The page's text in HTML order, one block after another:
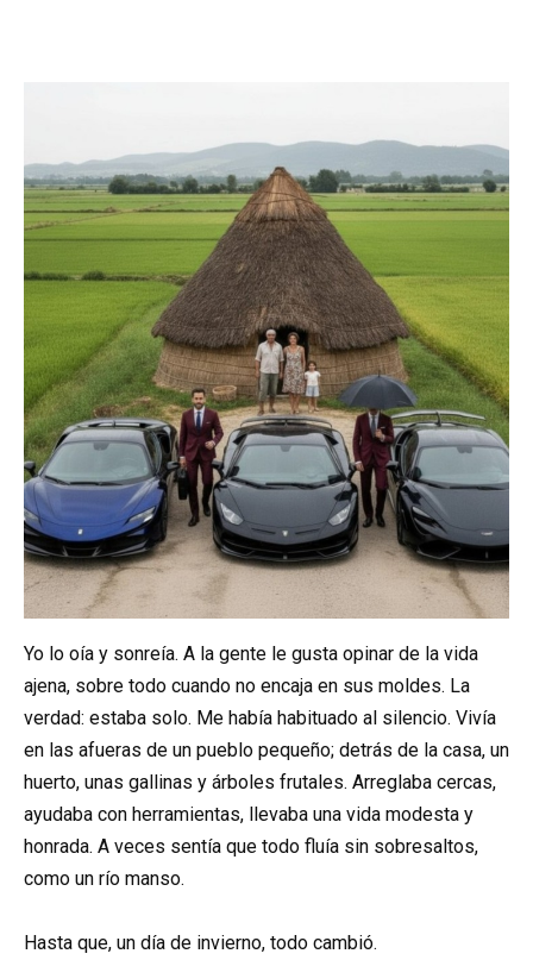
Yo lo oía y sonreía. A la gente le gusta opinar de la vida
ajena, sobre todo cuando no encaja en sus moldes. La
verdad: estaba solo. Me había habituado al silencio. Vivía
en las afueras de un pueblo pequeño; detrás de la casa, un
huerto, unas gallinas y árboles frutales. Arreglaba cercas,
ayudaba con herramientas, llevaba una vida modesta y
honrada. A veces sentía que todo fluía sin sobresaltos,
como un río manso.
Hasta que, un día de invierno, todo cambió.